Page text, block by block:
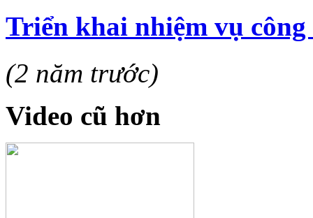
Triển khai nhiệm vụ
(2 năm trước)
Video cũ hơn